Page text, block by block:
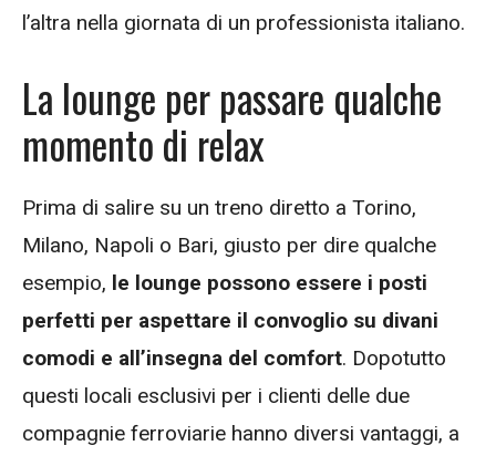
l’altra nella giornata di un professionista italiano.
La lounge per passare qualche
momento di relax
Prima di salire su un treno diretto a Torino,
Milano, Napoli o Bari, giusto per dire qualche
esempio, le lounge possono essere i posti
perfetti per aspettare il convoglio su divani
comodi e all’insegna del comfort. Dopotutto
questi locali esclusivi per i clienti delle due
compagnie ferroviarie hanno diversi vantaggi, a